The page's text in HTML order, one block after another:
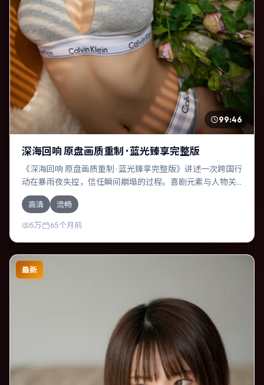
99:46
深海回响 原盘画质重制 · 蓝光臻享完整版
《深海回响 原盘画质重制 · 蓝光臻享完整版》讲述一次跨国行
动在暴雨夜失控，信任瞬间崩塌的过程。喜剧元素与人物关
系相互咬合，凯特·布兰切特、吴京的对手戏尤为出彩。导演
朴赞郁善于在长镜头中积蓄张力，本片亦在泰国实地取景，
增强真实质感。
高清 流畅
5万 65个月前
最新